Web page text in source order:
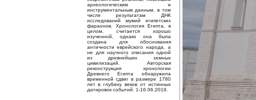
археологическим и
инструментальным данным, в том
числе результатам ДНК
исследований мумий египетских
фараонов. Хронология Египта, в
целом, считается хорошо
изученной, однако она была
создана для обоснования
античности еврейского народа, а
не для научного описания одной
из древнейших земных
цивилизаций. Авторская
реконструкция хронологии
Древнего Египта обнаружила
временной сдвиг в размере 1780
лет в глубину веков от истинных
датировок событий. 1-16.06.2019.